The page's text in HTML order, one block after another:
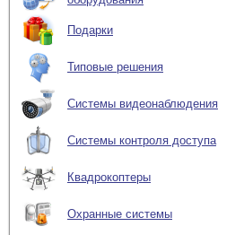
Подарки
Типовые решения
Системы видеонаблюдения
Системы контроля доступа
Квадрокоптеры
Охранные системы